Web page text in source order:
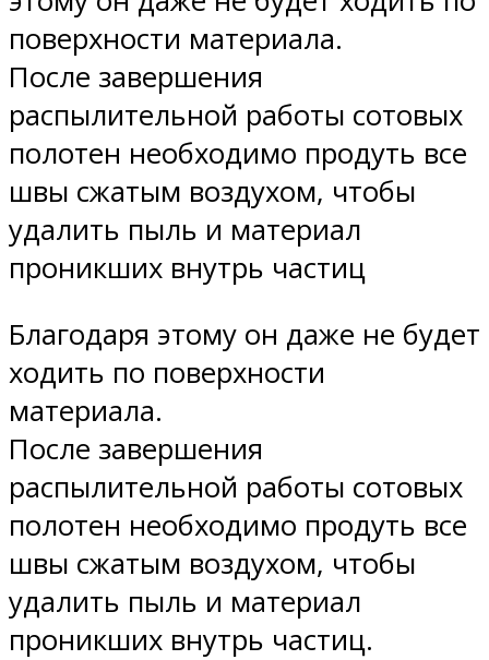
поверхности материала.
После завершения
распылительной работы сотовых
полотен необходимо продуть все
швы сжатым воздухом, чтобы
удалить пыль и материал
проникших внутрь частиц
Благодаря этому он даже не будет
ходить по поверхности
материала.
После завершения
распылительной работы сотовых
полотен необходимо продуть все
швы сжатым воздухом, чтобы
удалить пыль и материал
проникших внутрь частиц.